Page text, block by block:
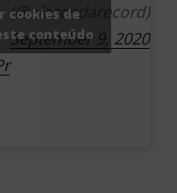
(@afazendarecord)
September 9, 2020
cookies de
conteúdo